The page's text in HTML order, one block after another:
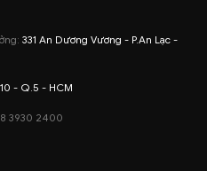
331 An Dương Vương - P.An Lạc -
- Q.5 - HCM
3930 2400